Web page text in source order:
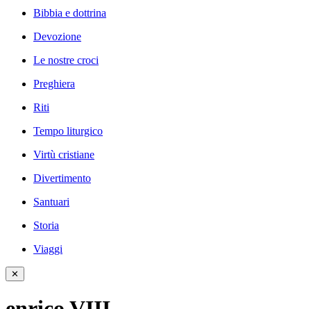
Bibbia e dottrina
Devozione
Le nostre croci
Preghiera
Riti
Tempo liturgico
Virtù cristiane
Divertimento
Santuari
Storia
Viaggi
✕